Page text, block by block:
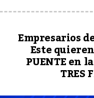
Empresarios
Este
PUENTE en
TRES